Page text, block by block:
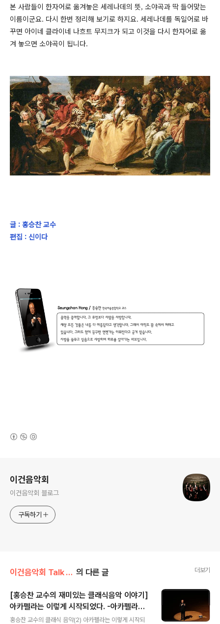
본 사람들이 한자어로 옮겨놓은 세레나데의 뜻, 소야곡과 딱 들어맞는
이름이군요. 다시 한번 정리해 보기로 하지요. 세레나데를 독일어로 바
꾸면 아이네 클라이네 나흐트 무지크가 되고 이것을 다시 한자어로 옮
겨 놓으면 소야곡이 됩니다.
글 : 홍승찬 교수
편집 : 신이다
이건음악회
이건음악회 블로그
구독하기
이건음악회 Talk Talk/홍승찬교수의 클래식 톡톡 의 다른 글 더보기
[홍승찬 교수의 재미있는 클래식음악 이야기]
아카펠라는 이렇게 시작되었다. -아카펠라의
역사/유래-
홍승찬 교수의 클래식 음악(2) 아카펠라는 이렇게 시작되